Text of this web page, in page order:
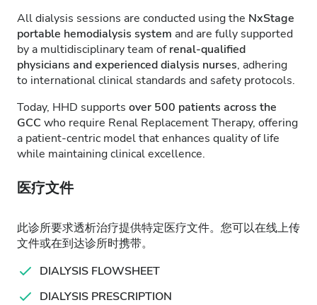
All dialysis sessions are conducted using the NxStage
portable hemodialysis system and are fully supported
by a multidisciplinary team ofrenal-qualified
physicians and experienced dialysis nurses, adhering
to international clinical standards and safety protocols.
Today, HHD supports over 500 patients across the
GCC who require Renal Replacement Therapy, offering
a patient-centric model that enhances quality of life
while maintaining clinical excellence.
医疗文件
此诊所要求透析治疗提供特定医疗文件。您可以在线上传
文件或在到达诊所时携带。
DIALYSIS FLOWSHEET
DIALYSIS PRESCRIPTION